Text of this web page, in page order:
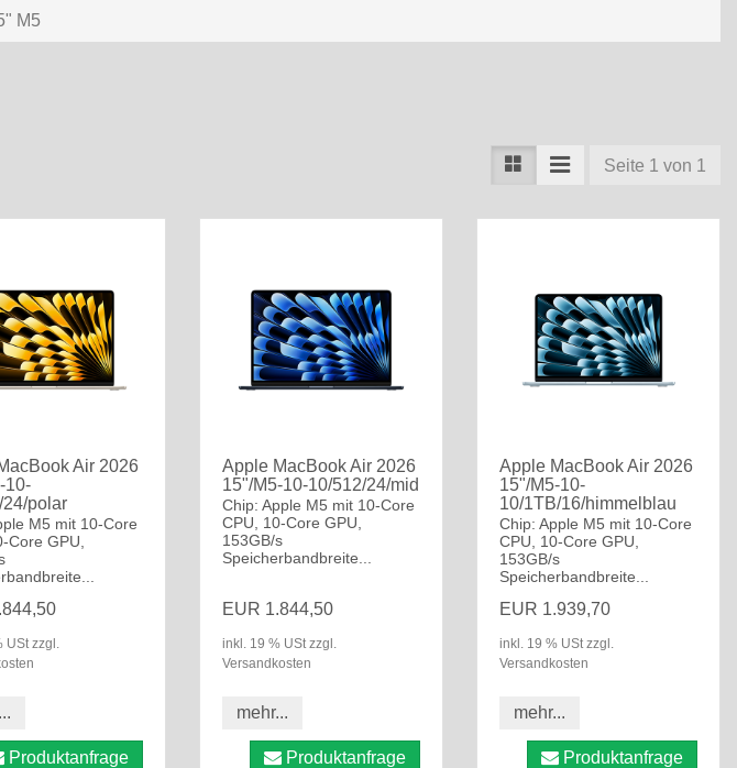
M5
Seite 1 von 1
Air 2026
10-
24/polar
M5 mit 10-Core
Core GPU,
USt zzgl.
Produktanfrage
Apple MacBook Air 2026
15"/M5-10-10/512/24/mid
Chip: Apple M5 mit 10-Core
CPU, 10-Core GPU,
153GB/s
Speicherbandbreite...
EUR 1.844,50
inkl. 19 % USt zzgl.
Versandkosten
mehr...
Produktanfrage
Apple MacBook Air 2026
15"/M5-10-
10/1TB/16/himmelblau
Chip: Apple M5 mit 10-Core
CPU, 10-Core GPU,
153GB/s
Speicherbandbreite...
EUR 1.939,70
inkl. 19 % USt zzgl.
Versandkosten
mehr...
Produktanfrage